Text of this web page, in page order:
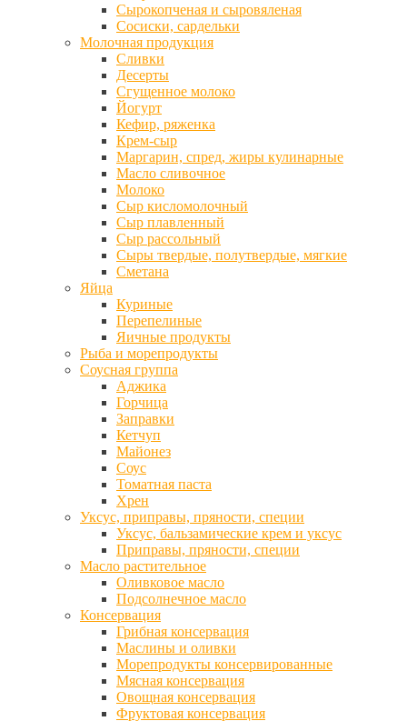
Сырокопченая и сыровяленая
Сосиски, сардельки
Молочная продукция
Сливки
Десерты
Сгущенное молоко
Йогурт
Кефир, ряженка
Крем-сыр
Маргарин, спред, жиры кулинарные
Масло сливочное
Молоко
Сыр кисломолочный
Сыр плавленный
Сыр рассольный
Сыры твердые, полутвердые, мягкие
Сметана
Яйца
Куриные
Перепелиные
Яичные продукты
Рыба и морепродукты
Соусная группа
Аджика
Горчица
Заправки
Кетчуп
Майонез
Соус
Томатная паста
Хрен
Уксус, приправы, пряности, специи
Уксус, бальзамические крем и уксус
Приправы, пряности, специи
Масло растительное
Оливковое масло
Подсолнечное масло
Консервация
Грибная консервация
Маслины и оливки
Морепродукты консервированные
Мясная консервация
Овощная консервация
Фруктовая консервация